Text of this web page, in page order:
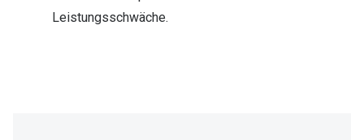
Leistungsschwäche.